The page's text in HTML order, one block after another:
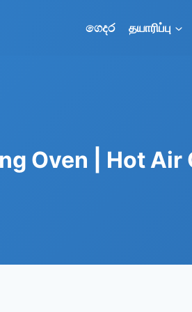
ගෙදර தயாரிப்பு
Oven | Hot